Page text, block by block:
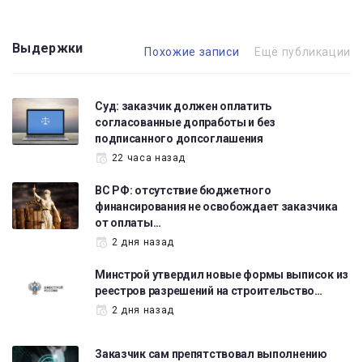
Выдержки Похожие записи Ещё публикации
Суд: заказчик должен оплатить
согласованные допработы и без
подписанного допсоглашения
22 часа назад
ВС РФ: отсутствие бюджетного
финансирования не освобождает заказчика
от оплаты…
2 дня назад
Минстрой утвердил новые формы выписок из
реестров разрешений на строительство…
2 дня назад
Заказчик сам препятствовал выполнению